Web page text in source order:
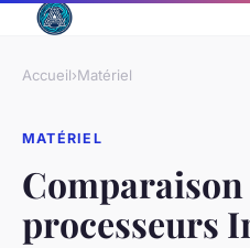
Accueil›Matériel
MATÉRIEL
processeurs